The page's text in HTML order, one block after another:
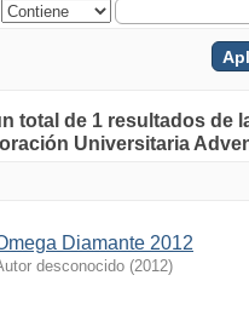
total de 1 resultados de
Universitaria
Diamante 2012
desconocido (2012)